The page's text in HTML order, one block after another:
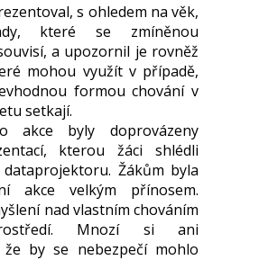
s ohledem na věk,
které se zmíněnou
a upozornil je rovněž
mohou využít v případě,
formou chování v
setkají.
akce byly doprovázeny
kterou žáci shlédli
Žákům byla
akce velkým přínosem.
nad vlastním chováním
Mnozí si ani
že by se nebezpečí mohlo